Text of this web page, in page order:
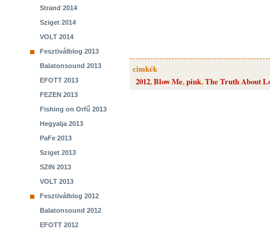
Strand 2014
Sziget 2014
VOLT 2014
Fesztiválblog 2013
Balatonsound 2013
EFOTT 2013
FEZEN 2013
Fishing on Orfű 2013
Hegyalja 2013
PaFe 2013
Sziget 2013
SZIN 2013
VOLT 2013
Fesztiválblog 2012
Balatonsound 2012
EFOTT 2012
cimkék
2012,Blow Me,pink,The Truth About